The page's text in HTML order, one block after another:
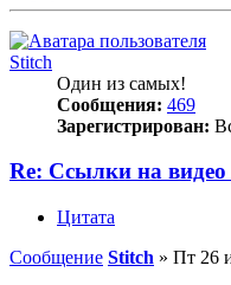
Stitch
Один из самых!
Сообщения: 469
Зарегистрирован:
Re: Ссылки на видео
Цитата
Сообщение Stitch » Пт 26